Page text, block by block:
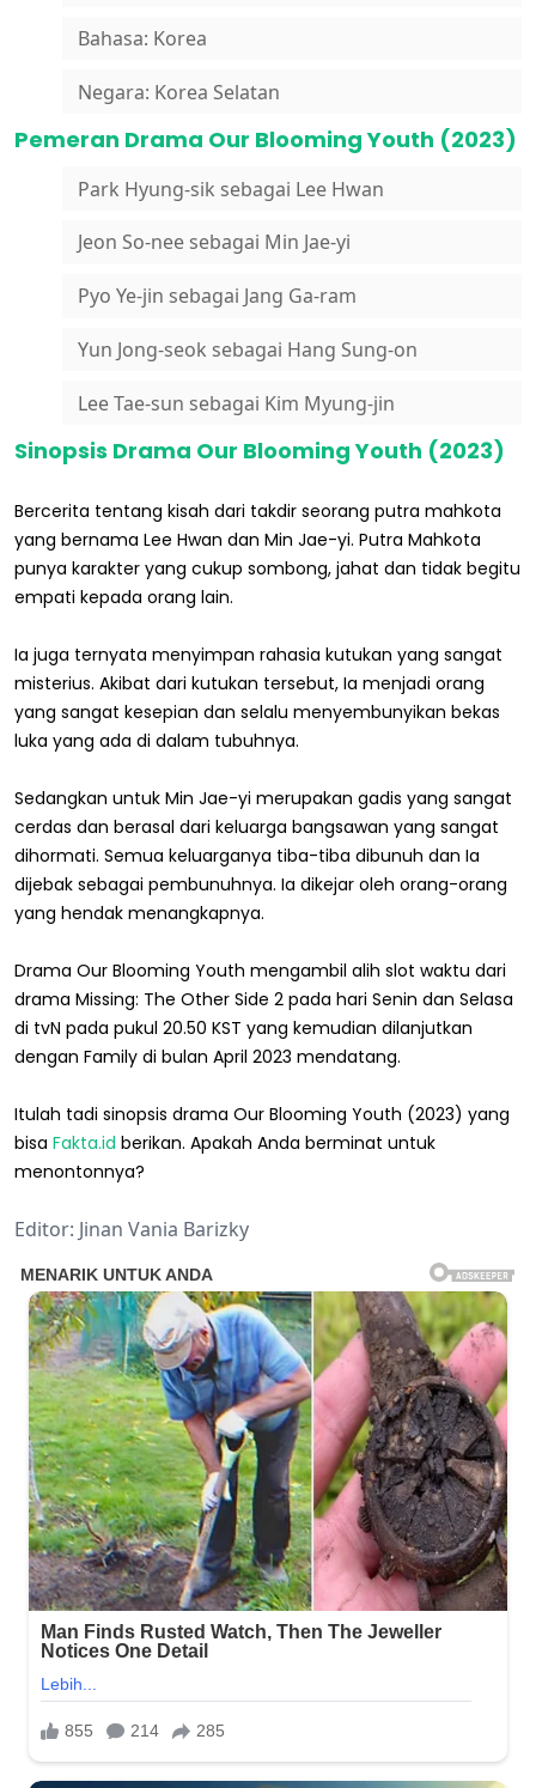
Bahasa: Korea
Negara: Korea Selatan
Pemeran Drama Our Blooming Youth (2023)
Park Hyung-sik sebagai Lee Hwan
Jeon So-nee sebagai Min Jae-yi
Pyo Ye-jin sebagai Jang Ga-ram
Yun Jong-seok sebagai Hang Sung-on
Lee Tae-sun sebagai Kim Myung-jin
Sinopsis Drama Our Blooming Youth (2023)
Bercerita tentang kisah dari takdir seorang putra mahkota
yang bernama Lee Hwan dan Min Jae-yi. Putra Mahkota
punya karakter yang cukup sombong, jahat dan tidak begitu
empati kepada orang lain.
Ia juga ternyata menyimpan rahasia kutukan yang sangat
misterius. Akibat dari kutukan tersebut, Ia menjadi orang
yang sangat kesepian dan selalu menyembunyikan bekas
luka yang ada di dalam tubuhnya.
Sedangkan untuk Min Jae-yi merupakan gadis yang sangat
cerdas dan berasal dari keluarga bangsawan yang sangat
dihormati. Semua keluarganya tiba-tiba dibunuh dan Ia
dijebak sebagai pembunuhnya. Ia dikejar oleh orang-orang
yang hendak menangkapnya.
Drama Our Blooming Youth mengambil alih slot waktu dari
drama Missing: The Other Side 2 pada hari Senin dan Selasa
di tvN pada pukul 20.50 KST yang kemudian dilanjutkan
dengan Family di bulan April 2023 mendatang.
Itulah tadi sinopsis drama Our Blooming Youth (2023) yang
bisa Fakta.id berikan. Apakah Anda berminat untuk
menontonnya?
Editor: Jinan Vania Barizky